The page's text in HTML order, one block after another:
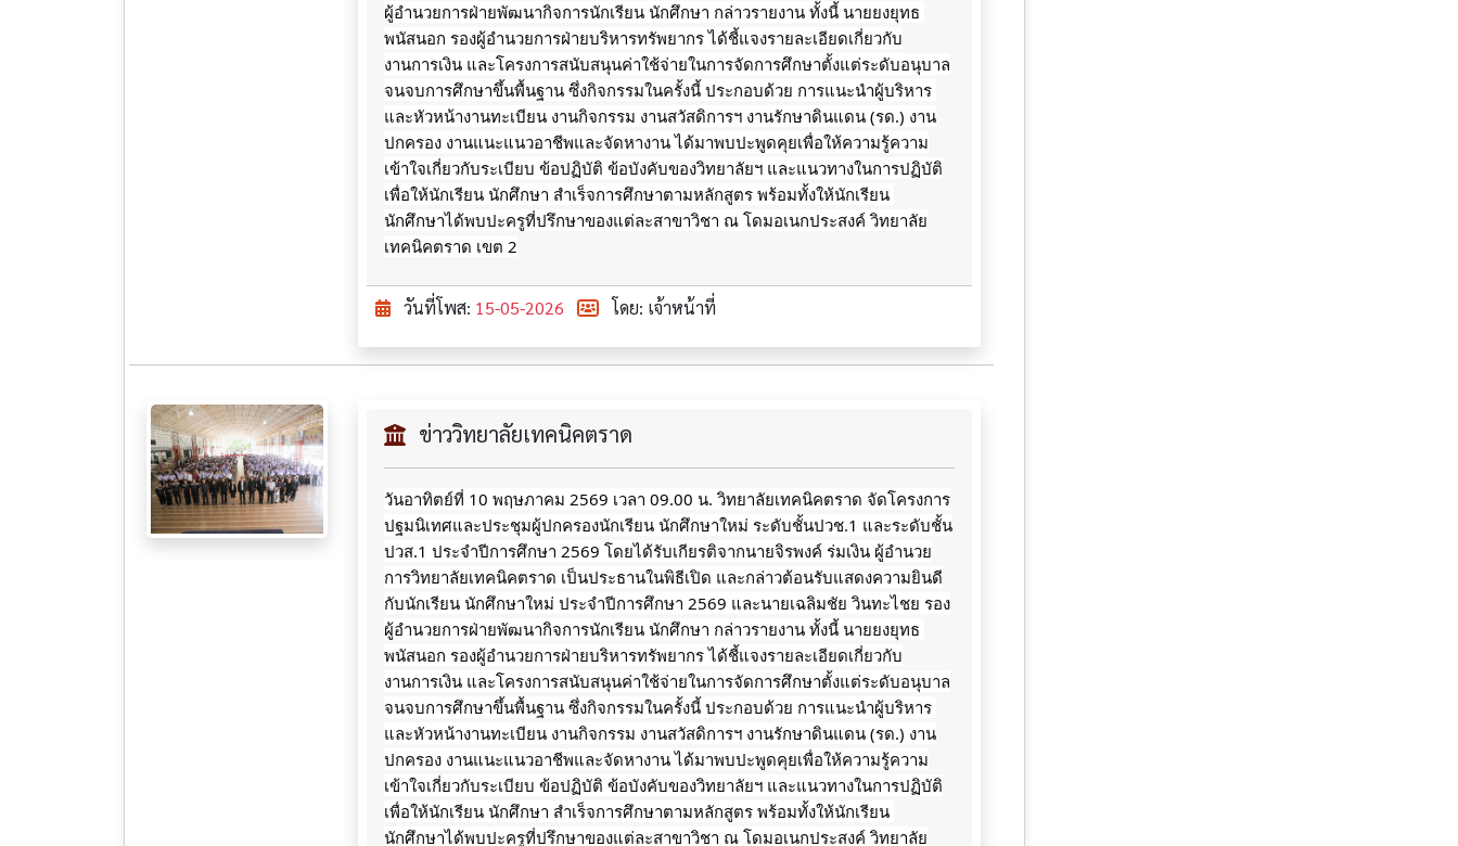
ผู้อำนวยการฝ่ายพัฒนากิจการนักเรียน นักศึกษา กล่าวรายงาน ทั้งนี้ นายยงยุทธ
พนัสนอก รองผู้อำนวยการฝ่ายบริหารทรัพยากร ได้ชี้แจงรายละเอียดเกี่ยวกับ
งานการเงิน และโครงการสนับสนุนค่าใช้จ่ายในการจัดการศึกษาตั้งแต่ระดับอนุบาล
จนจบการศึกษาขึ้นพื้นฐาน ซึ่งกิจกรรมในครั้งนี้ ประกอบด้วย การแนะนำผู้บริหาร
และหัวหน้างานทะเบียน งานกิจกรรม งานสวัสดิการฯ งานรักษาดินแดน (รด.) งาน
ปกครอง งานแนะแนวอาชีพและจัดหางาน ได้มาพบปะพูดคุยเพื่อให้ความรู้ความ
เข้าใจเกี่ยวกับระเบียบ ข้อปฏิบัติ ข้อบังคับของวิทยาลัยฯ และแนวทางในการปฏิบัติ
เพื่อให้นักเรียน นักศึกษา สำเร็จการศึกษาตามหลักสูตร พร้อมทั้งให้นักเรียน
นักศึกษาได้พบปะครูที่ปรึกษาของแต่ละสาขาวิชา ณ โดมอเนกประสงค์ วิทยาลัย
เทคนิคตราด เขต 2
วันที่โพส: 15-05-2026 โดย: เจ้าหน้าที่
ข่าววิทยาลัยเทคนิคตราด
วันอาทิตย์ที่ 10 พฤษภาคม 2569 เวลา 09.00 น. วิทยาลัยเทคนิคตราด จัดโครงการ
ปฐมนิเทศและประชุมผู้ปกครองนักเรียน นักศึกษาใหม่ ระดับชั้นปวช.1 และระดับชั้น
ปวส.1 ประจำปีการศึกษา 2569 โดยได้รับเกียรติจากนายจิรพงค์ ร่มเงิน ผู้อำนวย
การวิทยาลัยเทคนิคตราด เป็นประธานในพิธีเปิด และกล่าวต้อนรับแสดงความยินดี
กับนักเรียน นักศึกษาใหม่ ประจำปีการศึกษา 2569 และนายเฉลิมชัย วินทะไชย รอง
ผู้อำนวยการฝ่ายพัฒนากิจการนักเรียน นักศึกษา กล่าวรายงาน ทั้งนี้ นายยงยุทธ
พนัสนอก รองผู้อำนวยการฝ่ายบริหารทรัพยากร ได้ชี้แจงรายละเอียดเกี่ยวกับ
งานการเงิน และโครงการสนับสนุนค่าใช้จ่ายในการจัดการศึกษาตั้งแต่ระดับอนุบาล
จนจบการศึกษาขึ้นพื้นฐาน ซึ่งกิจกรรมในครั้งนี้ ประกอบด้วย การแนะนำผู้บริหาร
และหัวหน้างานทะเบียน งานกิจกรรม งานสวัสดิการฯ งานรักษาดินแดน (รด.) งาน
ปกครอง งานแนะแนวอาชีพและจัดหางาน ได้มาพบปะพูดคุยเพื่อให้ความรู้ความ
เข้าใจเกี่ยวกับระเบียบ ข้อปฏิบัติ ข้อบังคับของวิทยาลัยฯ และแนวทางในการปฏิบัติ
เพื่อให้นักเรียน นักศึกษา สำเร็จการศึกษาตามหลักสูตร พร้อมทั้งให้นักเรียน
นักศึกษาได้พบปะครูที่ปรึกษาของแต่ละสาขาวิชา ณ โดมอเนกประสงค์ วิทยาลัย